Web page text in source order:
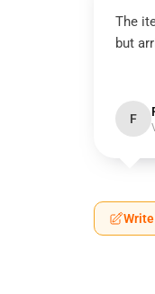
The
but
F